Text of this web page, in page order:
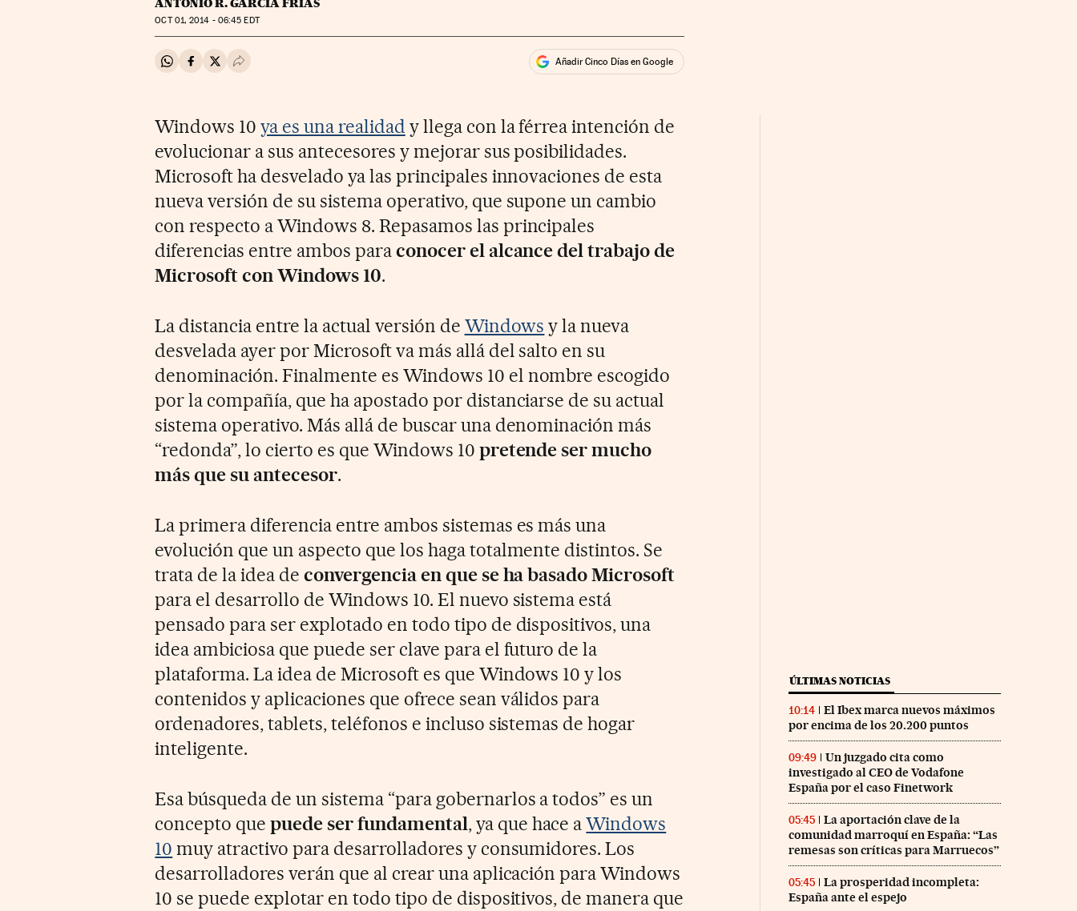
ANTONIO R. GARCÍA FRÍAS
OCT01, 2014 - 06:45 EDT
Compartir en Whatsapp
Compartir en Facebook
Compartir en Twitter
Desplegar Redes Sociales Añadir Cinco Días en Google
Windows 10ya es una realidad y llega con la férrea intención de
evolucionar a sus antecesores y mejorar sus posibilidades.
Microsoft ha desvelado ya las principales innovaciones de esta
nueva versión de su sistema operativo, que supone un cambio
con respecto a Windows 8. Repasamos las principales
diferencias entre ambos paraconocer el alcance del trabajo de
Microsoft con Windows 10.
La distancia entre la actual versión de Windows y la nueva
desvelada ayer por Microsoft va más allá del salto en su
denominación. Finalmente es Windows 10 el nombre escogido
por la compañía, que ha apostado por distanciarse de su actual
sistema operativo. Más allá de buscar una denominación más
“redonda”, lo cierto es que Windows 10 pretende ser mucho
más que su antecesor.
La primera diferencia entre ambos sistemas es más una
evolución que un aspecto que los haga totalmente distintos. Se
trata de la idea de convergencia en que se ha basado Microsoft
para el desarrollo de Windows 10. El nuevo sistema está
pensado para ser explotado en todo tipo de dispositivos, una
idea ambiciosa que puede ser clave para el futuro de la
plataforma. La idea de Microsoft es que Windows 10 y los
contenidos y aplicaciones que ofrece sean válidos para
ordenadores, tablets, teléfonos e incluso sistemas de hogar
inteligente.
Esa búsqueda de un sistema “para gobernarlos a todos” es un
concepto quepuede ser fundamental, ya que hace aWindows
10 muy atractivo para desarrolladores y consumidores. Los
desarrolladores verán que al crear una aplicación para Windows
10 se puede explotar en todo tipo de dispositivos, de manera que
ÚLTIMAS NOTICIAS
10:14
El Ibex marca nuevos máximos
por encima de los 20.200 puntos
09:49
Un juzgado cita como
investigado al CEO de Vodafone
España por el caso Finetwork
05:45
La aportación clave de la
comunidad marroquí en España: “Las
remesas son críticas para Marruecos”
05:45
La prosperidad incompleta:
España ante el espejo